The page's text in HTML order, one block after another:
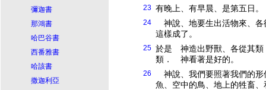
彌迦書
那鴻書
哈巴谷書
西番雅書
哈該書
撒迦利亞
23 有晚上、有早晨、是第五日。
24
神說、地要生出活物來、各
這樣成了。
25 於是 神造出野獸、各從其類
類． 神看著是好的。
26
神說、我們要照著我們的形
魚、空中的鳥、地上的牲畜